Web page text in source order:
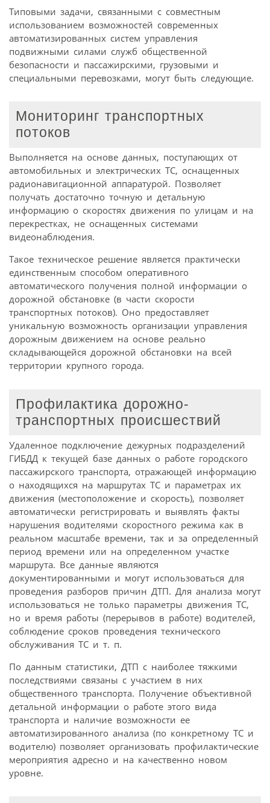
Типовыми задачи, связанными с совместным
использованием возможностей современных
автоматизированных систем управления
подвижными силами служб общественной
безопасности и пассажирскими, грузовыми и
специальными перевозками, могут быть следующие.
Мониторинг транспортных
потоков
Выполняется на основе данных, поступающих от
автомобильных и электрических ТС, оснащенных
радионавигационной аппаратурой. Позволяет
получать достаточно точную и детальную
информацию о скоростях движения по улицам и на
перекрестках, не оснащенных системами
видеонаблюдения.
Такое техническое решение является практически
единственным способом оперативного
автоматического получения полной информации о
дорожной обстановке (в части скорости
транспортных потоков). Оно предоставляет
уникальную возможность организации управления
дорожным движением на основе реально
складывающейся дорожной обстановки на всей
территории крупного города.
Профилактика дорожно-
транспортных происшествий
Удаленное подключение дежурных подразделений
ГИБДД к текущей базе данных о работе городского
пассажирского транспорта, отражающей информацию
о находящихся на маршрутах ТС и параметрах их
движения (местоположение и скорость), позволяет
автоматически регистрировать и выявлять факты
нарушения водителями скоростного режима как в
реальном масштабе времени, так и за определенный
период времени или на определенном участке
маршрута. Все данные являются
документированными и могут использоваться для
проведения разборов причин ДТП. Для анализа могут
использоваться не только параметры движения ТС,
но и время работы (перерывов в работе) водителей,
соблюдение сроков проведения технического
обслуживания ТС и т. п.
По данным статистики, ДТП с наиболее тяжкими
последствиями связаны с участием в них
общественного транспорта. Получение объективной
детальной информации о работе этого вида
транспорта и наличие возможности ее
автоматизированного анализа (по конкретному ТС и
водителю) позволяет организовать профилактические
мероприятия адресно и на качественно новом
уровне.